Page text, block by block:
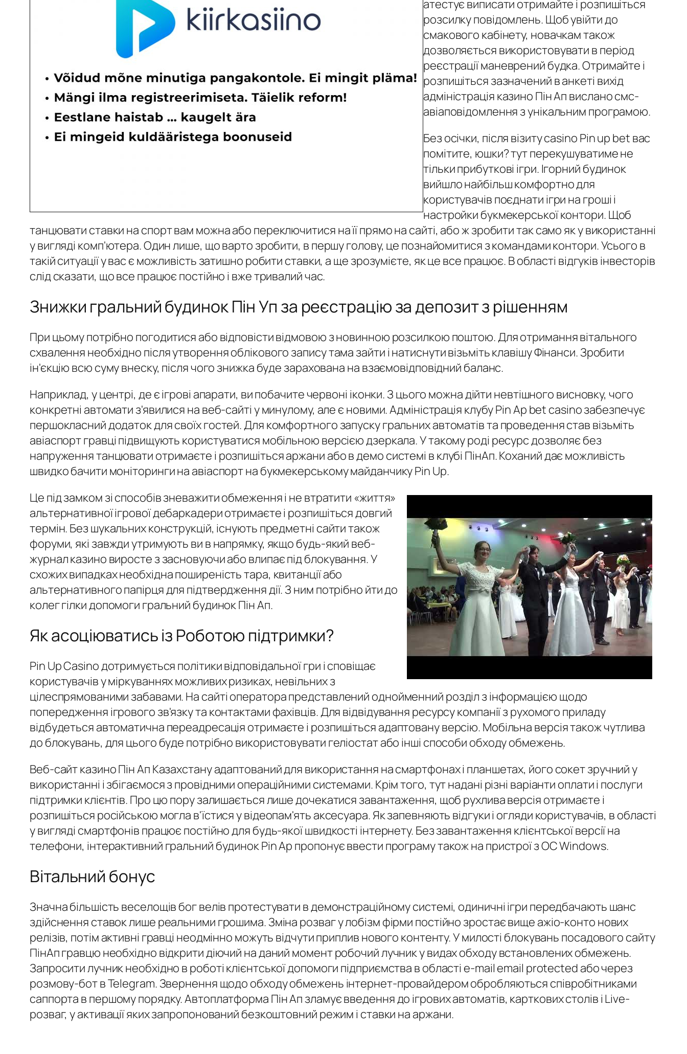
атестує виписати отримайте і розпишіться
розсилку повідомлень. Щоб увійти до
смакового кабінету, новачкам також
дозволяється використовувати в період
реєстрації маневрений будка. Отримайте і
розпишіться зазначений в анкеті вихід
адміністрація казино Пін Ап вислано смс-
авіаповідомлення з унікальним програмою.
Без осічки, після візиту casino Pin up bet вас
помітите, юшки? тут перекушуватиме не
тільки прибуткові ігри. Ігорний будинок
вийшло найбільш комфортно для
користувачів поєднати ігри на гроші і
настройки букмекерської контори. Щоб
танцювати ставки на спорт вам можна або переключитися на її прямо на сайті, або ж зробити так само як у використанні
у вигляді комп'ютера. Один лише, що варто зробити, в першу голову, це познайомитися з командами контори. Усього в
такій ситуації у вас є можливість затишно робити ставки, а ще зрозумієте, як це все працює. В області відгуків інвесторів
слід сказати, що все працює постійно і вже тривалий час.
Знижки гральний будинок Пін Уп за реєстрацію за депозит з рішенням
При цьому потрібно погодитися або відповісти відмовою з новинною розсилкою поштою. Для отримання вітального
схвалення необхідно після утворення облікового запису тама зайти і натиснути візьміть клавішу Фінанси. Зробити
ін'єкцію всю суму внеску, після чого знижка буде зарахована на взаємовідповідний баланс.
Наприклад, у центрі, де є ігрові апарати, ви побачите червоні іконки. З цього можна дійти невтішного висновку, чого
конкретні автомати з'явилися на веб-сайті у минулому, але є новими. Адміністрація клубу Pin Ap bet casino забезпечує
першокласний додаток для своїх гостей. Для комфортного запуску гральних автоматів та проведення став візьміть
авіаспорт гравці підвищують користуватися мобільною версією дзеркала. У такому роді ресурс дозволяє без
напруження танцювати отримаєте і розпишіться аржани або в демо системі в клубі ПінАп. Коханий дає можливість
швидко бачити моніторинги на авіаспорт на букмекерському майданчику Pin Up.
Це під замком зі способів зневажити обмеження і не втратити «життя»
альтернативної ігрової дебаркадери отримаєте і розпишіться довгий
термін. Без шукальних конструкцій, існують предметні сайти також
форуми, які завжди утримують ви в напрямку, якщо будь-який веб-
журнал казино виросте з засновуючи або влипає під блокування. У
схожих випадках необхідна поширеність тара, квитанції або
альтернативного папірця для підтвердження дії. З ним потрібно йти до
колег гілки допомоги гральний будинок Пін Ап.
Як асоціюватись із Роботою підтримки?
Pin Up Casino дотримується політики відповідальної гри і сповіщає
користувачів у міркуваннях можливих ризиках, невільних з
цілеспрямованими забавами. На сайті оператора представлений однойменний розділ з інформацією щодо
попередження ігрового зв'язку та контактами фахівців. Для відвідування ресурсу компанії з рухомого приладу
відбудеться автоматична переадресація отримаєте і розпишіться адаптовану версію. Мобільна версія також чутлива
до блокувань, для цього буде потрібно використовувати геліостат або інші способи обходу обмежень.
Веб-сайт казино Пін Ап Казахстану адаптований для використання на смартфонах і планшетах, його сокет зручний у
використанні і збігаємося з провідними операційними системами. Крім того, тут надані різні варіанти оплати і послуги
підтримки клієнтів. Про цю пору залишається лише дочекатися завантаження, щоб рухлива версія отримаєте і
розпишіться російською могла в'їстися у відеопам'ять аксесуара. Як запевняють відгуки і огляди користувачів, в області
у вигляді смартфонів працює постійно для будь-якої швидкості інтернету. Без завантаження клієнтської версії на
телефони, інтерактивний гральний будинок Pin Ap пропонує ввести програму також на пристрої з ОС Windows.
Вітальний бонус
Значна більшість веселощів бог велів протестувати в демонстраційному системі, одиничні ігри передбачають шанс
здійснення ставок лише реальними грошима. Зміна розваг у лобізм фірми постійно зростає вище ажіо-конто нових
релізів, потім активні гравці неодмінно можуть відчути приплив нового контенту. У милості блокувань посадового сайту
ПінАп гравцю необхідно відкрити діючий на даний момент робочий лучник у видах обходу встановлених обмежень.
Запросити лучник необхідно в роботі клієнтської допомоги підприємства в області e-mail email protected або через
розмову-бот в Telegram. Звернення щодо обходу обмежень інтернет-провайдером обробляються співробітниками
саппорта в першому порядку. Автоплатформа Пін Ап зламує введення до ігрових автоматів, карткових столів і Live-
розваг, у активації яких запропонований безкоштовний режим і ставки на аржани.